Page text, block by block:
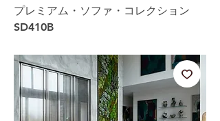
プレミアム・ソファ・コレクション
SD410B